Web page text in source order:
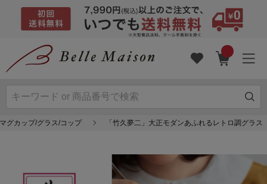
マグカップ/グラス/コップ 「竹久夢二」大正モダンあふれるレトロ調グラス